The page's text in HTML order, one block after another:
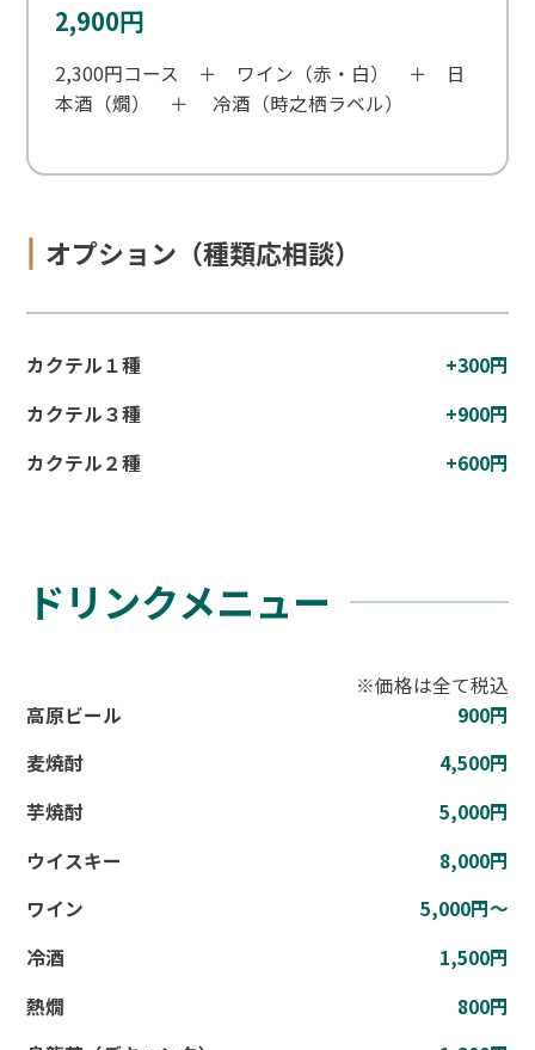
2,900円
2,300円コース ＋ ワイン（赤・白） ＋ 日
本酒（燗） ＋ 冷酒（時之栖ラベル）
オプション（種類応相談）
カクテル１種
+300円
カクテル３種
+900円
カクテル２種
+600円
ドリンクメニュー
※価格は全て税込
高原ビール
900円
麦焼酎
4,500円
芋焼酎
5,000円
ウイスキー
8,000円
ワイン
5,000円〜
冷酒
1,500円
熱燗
800円